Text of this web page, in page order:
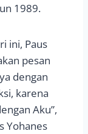
1989.
ini, Paus
pesan
dengan
karena
Aku”,
Yohanes